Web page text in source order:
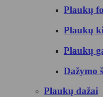
Plaukų
Plaukų
Plaukų
Dažymo
Plaukų dažai